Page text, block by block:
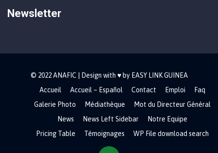
Newsletter
© 2022 ANAFIC | Design with ♥ by EASY LINK GUINEA
Accueil
Accueil – Español Contact Emploi
Faq
Galerie Photo
Médiathèque
Mot du Directeur Général
News
News Left Sidebar
Notre Equipe
Pricing Table
Témoignages WP File download search